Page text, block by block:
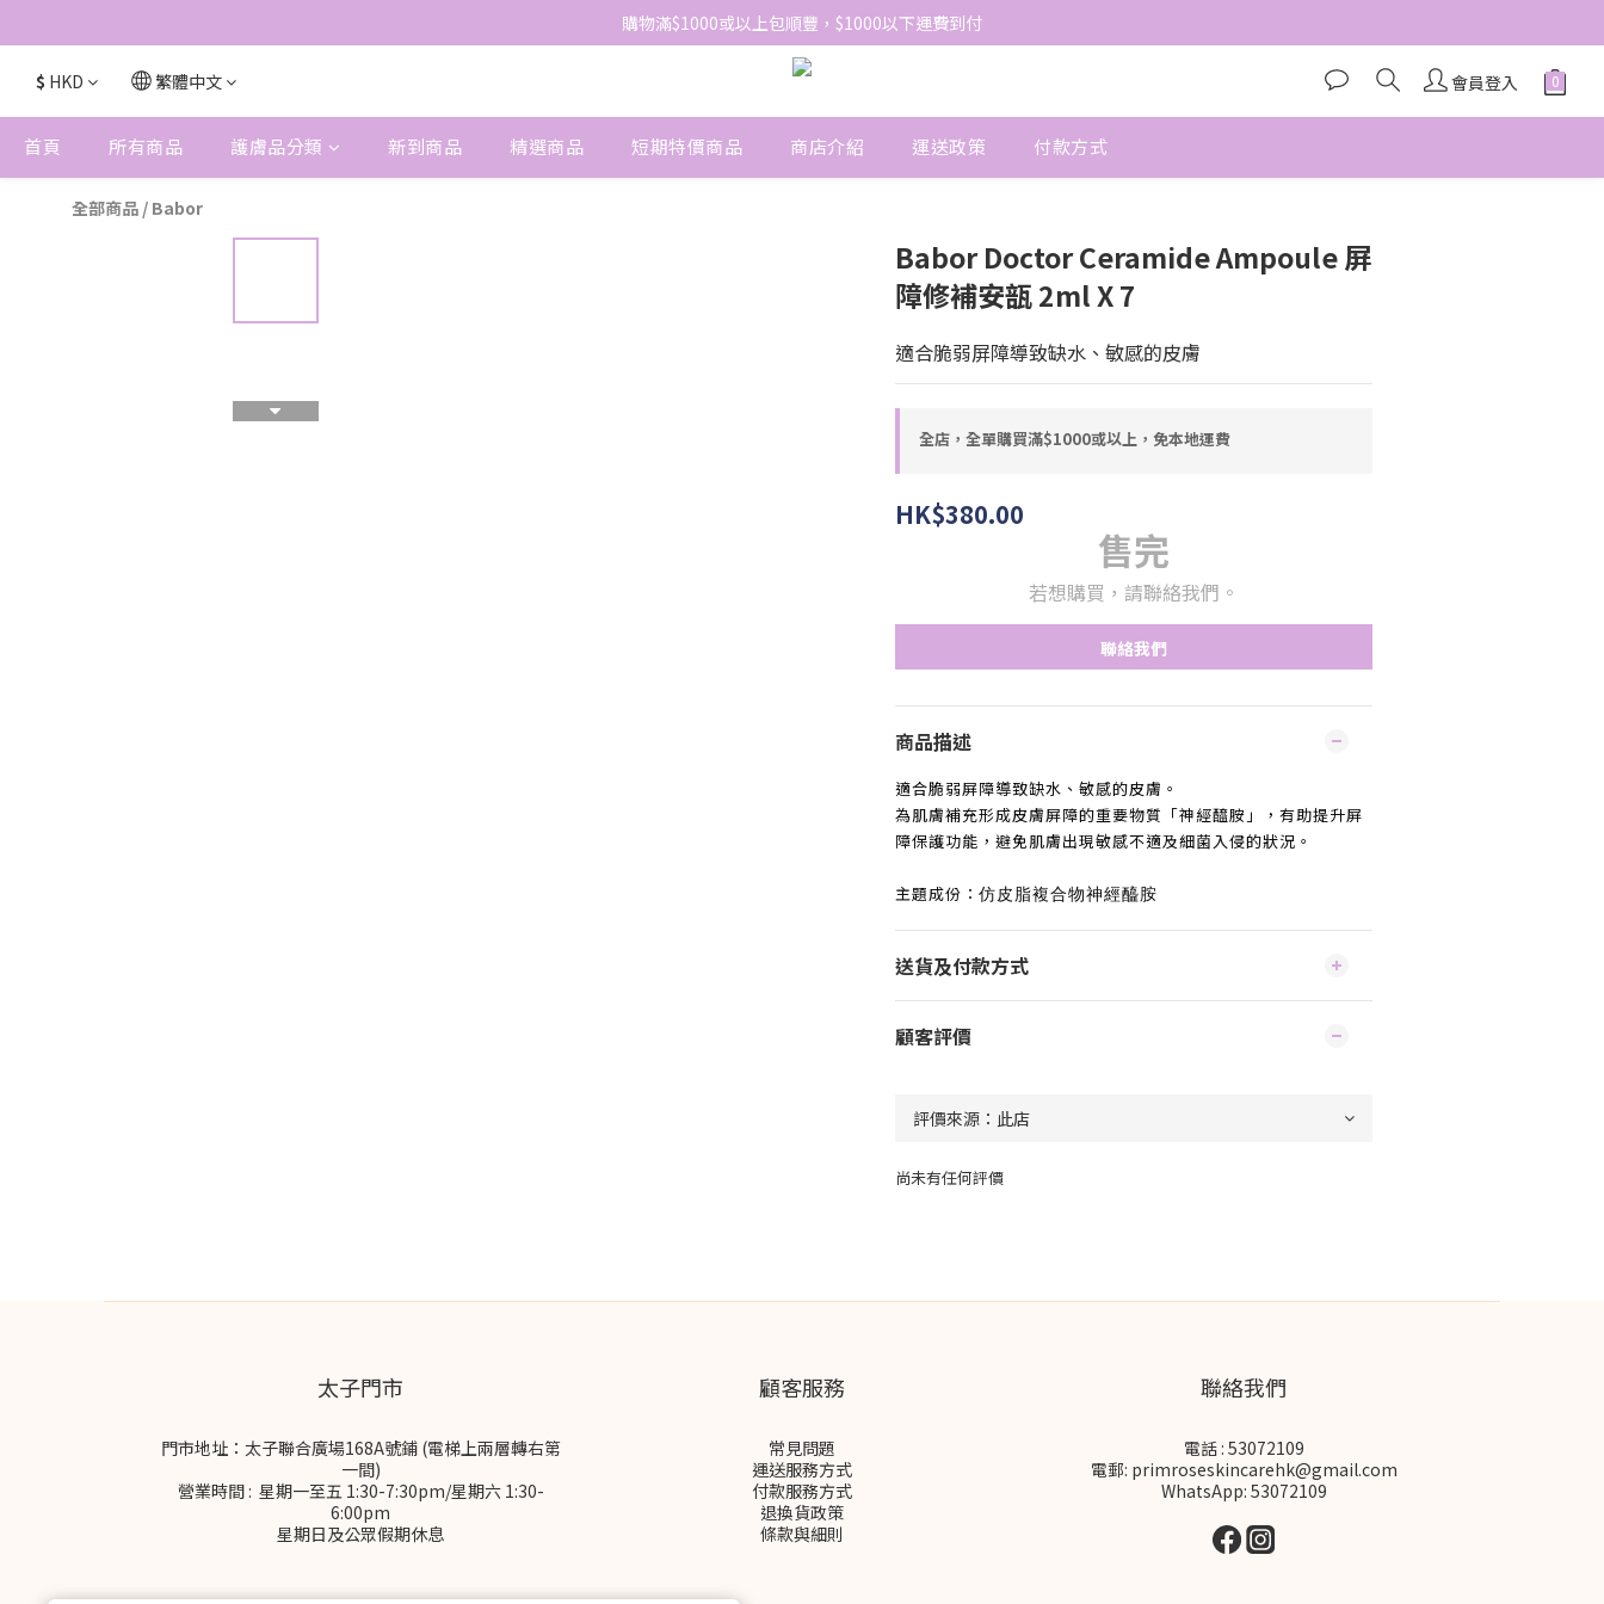
網站免費登記會員，會員優惠價於結帳時自動扣減
購物滿$1000或以上包順豐，$1000以下運費到付
網站免費登記會員，會員優惠價於結帳時自動扣減
$ HKD 繁體中文 會員登入
首頁 所有商品 護膚品分類 新到商品 精選商品 短期特價商品 商店介紹 運送政策 付款方式
全部商品 / Babor
Babor Doctor Ceramide Ampoule 屏
障修補安瓿 2ml X 7
適合脆弱屏障導致缺水、敏感的皮膚
全店，全單購買滿$1000或以上，免本地運費
HK$380.00
售完
若想購買，請聯絡我們。
聯絡我們
商品描述
適合脆弱屏障導致缺水、敏感的皮膚。
為肌膚補充形成皮膚屏障的重要物質「神經醯胺」，有助提升屏
障保護功能，避免肌膚出現敏感不適及細菌入侵的狀況。
主題成份： 仿皮脂複合物神經醯胺
送貨及付款方式
顧客評價
尚未有任何評價
太子門市
門市地址：太子聯合廣場168A號鋪 (電梯上兩層轉右第
一間)
營業時間 : 星期一至五 1:30-7:30pm/星期六 1:30-
6:00pm
星期日及公眾假期休息
顧客服務
常見問題
運送服務方式
付款服務方式
退換貨政策
條款與細則
聯絡我們
電話 : 53072109
電郵: primroseskincarehk@gmail.com
WhatsApp: 53072109